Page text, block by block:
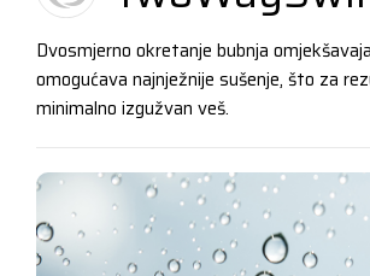
Dvosmjerno okretanje bubnja
omogućava najnježnije sušenje, što za
minimalno izgužvan veš.